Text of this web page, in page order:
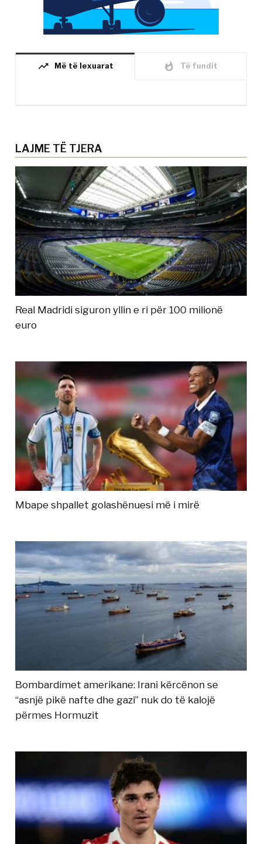
trending_up Më të lexuarat whatshot Të fundit
LAJME TË TJERA
Real Madridi siguron yllin e ri për 100 milionë
euro
Mbape shpallet golashënuesi më i mirë
Bombardimet amerikane: Irani kërcënon se
“asnjë pikë nafte dhe gazi” nuk do të kalojë
përmes Hormuzit